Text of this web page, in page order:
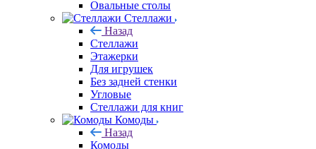
Овальные столы
Стеллажи
Назад
Стеллажи
Этажерки
Для игрушек
Без задней стенки
Угловые
Стеллажи для книг
Комоды
Назад
Комоды